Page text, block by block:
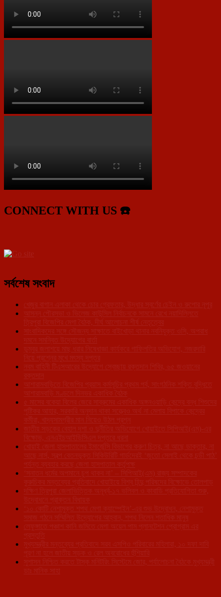
CONNECT WITH US ☎️
সর্বশেষ সংবাদ
খেজুর বাগান এলাকা থেকে চোর গ্রেফতার, উদ্ধার স্বর্ণের চেইন ও রুপোর নূপুর
আসন্ন পৌরসভা ও ভিলেজ কাউন্সিল নির্বাচনকে সামনে রেখে নয়াদিল্লিতে
ত্রিপুরা বিজেপির মেগা বৈঠক, দীর্ঘ আলোচনা শীর্ষ নেতৃত্বের
সাংবাদিকদের সঙ্গে সৌজন্য সাক্ষাতে বাইখোড়া থানার নবনিযুক্ত ওসি, অপরাধ
দমনে সমন্বিত উদ্যোগের বার্তা
ডুম্বুর জলাশয়ে মাছ ধরার নিষেধাজ্ঞা কার্যকরে গাফিলতির অভিযোগ, নজরদারি
নিয়ে প্রশ্নের মুখে মৎস্য দপ্তর
নবম বাহিনী টিএসআরের উদ্যোগে স্বেচ্ছায় রক্তদান শিবির, ৬৫ জওয়ানের
রক্তদান
আশারামবাড়িতে বিজেপির প্রয়াস কর্মসূচির প্রথম পর্ব, সাংগঠনিক শক্তি বৃদ্ধিতে
আশারামবাড়ি মণ্ডলে দিনভর একাধিক বৈঠক
৫ মাসের বকেয়া বিলের জেরে সাব্রুমের একাধিক অঙ্গনওয়াড়ি কেন্দ্রে বন্ধ শিশুদের
পুষ্টিকর আহার, সরকারি অনুদান থাকা সত্ত্বেও অর্থ না মেলায় বিপাকে কেন্দ্রের
কর্মীরা, খাদ্যসামগ্রীর মান নিয়েও উঠল প্রশ্ন
জাতীয় সড়কের বেহাল দশা ও দুর্নীতির অভিযোগে খোয়াইতে সিপিআই(এম)-এর
বিক্ষোভ, এনএইচআইডিসিএল দপ্তরে ধরনা
খোয়াই জেলা হাসপাতালের ইমার্জেন্সি বিভাগের করুণ চিত্র, না আছে ডাক্তার, না
আছে নার্স, স্বল্প বেতনভূক্ত সিকিউরিটি গার্ডদেরই ‘জুতো সেলাই থেকে চন্ডী পাঠ’
পর্যন্ত ব্যবহার করছে জেলা হাসপাতাল কর্তৃপক্ষ
‘সনাতন ধর্মের অপমানে চুপ থাকব না’ – সিপিআই(এম) রাজ্য সম্পাদকের
কুরুচিকর মন্তব্যের প্রতিবাদে খোয়াইয়ে বিশ্ব হিন্দু পরিষদের বিক্ষোভে তোলপাড়
দক্ষিণ ত্রিপুরা জেলাভিত্তিক অনূর্ধ্ব-১৭ ভলিবল ও কাবাডি প্রতিযোগিতা শুরু,
উদ্বোধনে প্রাক্তন বিধায়ক
‘১০ কোটি নেশামুক্ত শপথ মেগা ক্যাম্পেইন’-এর শুভ উদ্বোধন, নেশামুক্ত
সমাজ গঠনে সম্মিলিত উদ্যোগের আহ্বান, শপথ নিলেন শতাধিক মানুষ
লেফুঙ্গাতে পঞ্চাশ কানি জমিতে মেগা অয়েল পাম প্লানটেশন প্রোগ্রাম এর
প্রস্তুতি
মুখ্যমন্ত্রীর মন্তব্যের প্রতিবাদে সরব এসপিও পরিবারের মহিলারা, ১০ দফা দাবি
পূরণ না হলে জাতীয় সড়ক ও রেল অবরোধের হুঁশিয়ারি
সুশাসন নিশ্চিত করতে টাস্ক মনিটরিং সিস্টেমে জোর, পর্যালোচনা বৈঠকে মুখ্যমন্ত্রী
ডাঃ মানিক সাহা